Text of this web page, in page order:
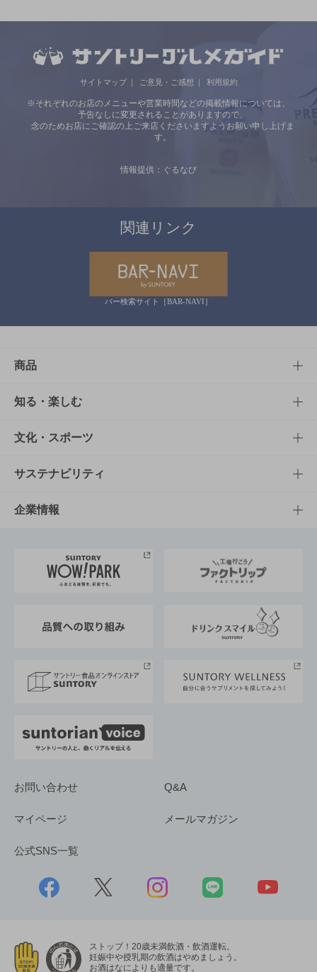
サイトマップ ご意見・ご感想 利用規約
※それぞれのお店のメニューや営業時間などの掲載情報については、
予告なしに変更されることがありますので、
念のためお店にご確認の上ご来店くださいますようお願い申し上げま
す。
情報提供：ぐるなび
関連リンク
バー検索サイト［BAR-NAVI］
商品
商品TOP
商品一覧
商品発売情報
栄養成分一覧
知る・楽しむ
知る・楽しむTOP
キャンペーン
工場見学
地域情報
文化・スポーツ
文化・スポーツTOP
サントリーホール
サントリーサンバーズ大阪
サステナビリティ
サステナビリティTOP
サントリーが考えるサステナビリティ経営
企業情報
企業概要
採用情報
お問い合わせ Q&A
マイページ メールマガジン
公式SNS一覧
ストップ！20歳未満飲酒・飲酒運転。
妊娠中や授乳期の飲酒はやめましょう。
お酒はなによりも適量です。